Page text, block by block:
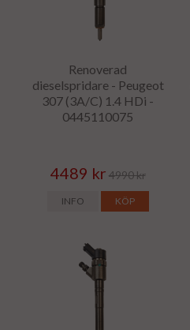
Renoverad
dieselspridare - Peugeot
307 (3A/C) 1.4 HDi -
0445110075
4489 kr 4990 kr
INFO KÖP